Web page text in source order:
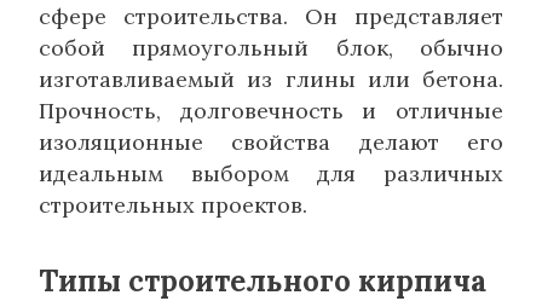
сфере строительства. Он представляет
собой прямоугольный блок, обычно
изготавливаемый из глины или бетона.
Прочность, долговечность и отличные
изоляционные свойства делают его
идеальным выбором для различных
строительных проектов.
Типы строительного кирпича